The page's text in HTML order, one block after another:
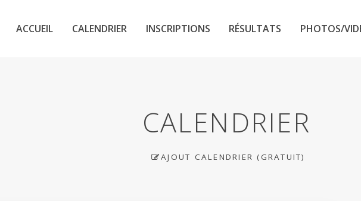
ACCUEIL CALENDRIER INSCRIPTIONS RÉSULTATS PHOTOS/
CALENDRIER
AJOUT CALENDRIER (GRATUIT)